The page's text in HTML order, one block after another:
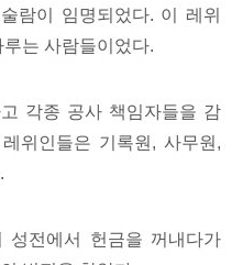
람이 임명되었다. 이 레위
는 사람들이었다.
각종 공사 책임자들을 감
위인들은 기록원, 사무원,
성전에서 헌금을 꺼내다가